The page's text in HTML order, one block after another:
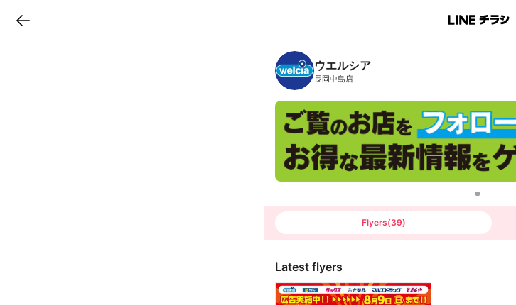
B
n
c
h
T
ウエルシア
長岡中島店
Flyers(39)
Latest flyers